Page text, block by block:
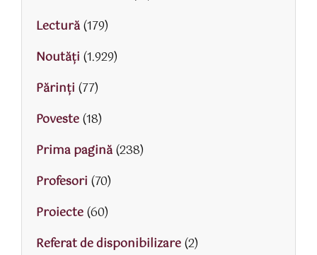
Lectură(179)
Noutăți (1.929)
Părinţi (77)
Poveste(18)
Prima pagină(238)
Profesori (70)
Proiecte(60)
Referat de disponibilizare(2)